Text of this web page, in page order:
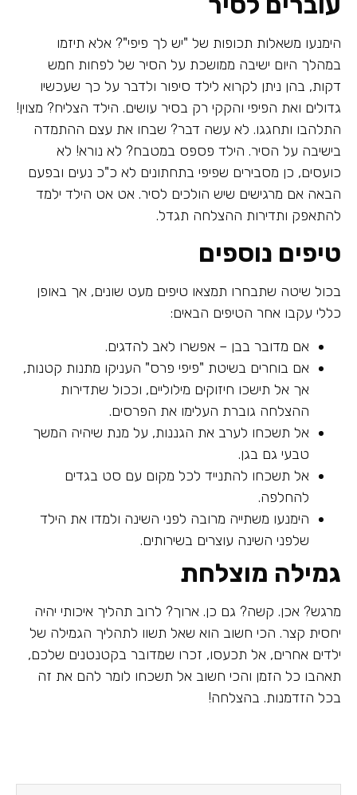
הימנעו משאלות תכופות של "יש לך פיפי"? אלא תיזמו
במהלך היום ישיבה ממושכת על הסיר של לפחות חמש
דקות, בהן ניתן לקרוא לילד סיפור ולדבר על כך שעכשיו
גדולים ואת הפיפי והקקי רק בסיר עושים. הילד הצליח? מצוין!
התלהבו ותחגגו. לא עשה דבר? שבחו את עצם ההתמדה
בישיבה על הסיר. הילד פספס במטבח? לא נורא! לא
כועסים, כן מסבירים שפיפי בתחתונים לא כ"כ נעים ובפעם
הבאה אם מרגישים שיש הולכים לסיר. אט אט הילד ילמד
להתאפק ותדירות ההצלחה תגדל.
טיפים נוספים
בכול שיטה שתבחרו תמצאו טיפים מעט שונים, אך באופן
כללי עקבו אחר הטיפים הבאים:
אם מדובר בבן – אפשרו לאב להדגים.
אם בוחרים בשיטת "פיפי פרס" העניקו מתנות קטנות,
אך אל תישכו חיזוקים מילוליים, וככול שתדירות
ההצלחה גוברת העלימו את הפרסים.
אל תשכחו לערב את הגננות, על מנת שיהיה המשך
טבעי גם בגן.
אל תשכחו להתנייד לכל מקום עם סט בגדים
להחלפה.
הימנעו משתייה מרובה לפני השינה ולמדו את הילד
שלפני השינה עוצרים בשירותים.
גמילה מוצלחת
מרגש? אכן. קשה? גם כן. ארוך? לרוב תהליך איכותי יהיה
יחסית קצר. הכי חשוב הוא שאל תשוו לתהליך הגמילה של
ילדים אחרים, אל תכעסו, זכרו שמדובר בקטנטנים שלכם,
תאהבו כל הזמן והכי חשוב אל תשכחו לומר להם את זה
בכל הזדמנות. בהצלחה!